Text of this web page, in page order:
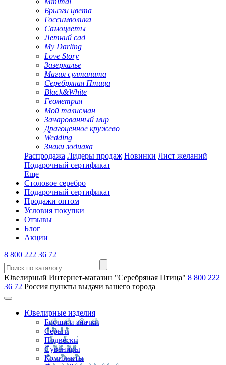
Брызги цвета
Госсимволика
Самоцветы
Летний сад
My Darling
Love Story
Зазеркалье
Магия султанита
Серебряная Птица
Black&White
Геометрия
Мой талисман
Зачарованный мир
Драгоценное кружево
Wedding
Знаки зодиака
Распродажа Лидеры продаж Новинки Лист желаний
Подарочный сертификат
Еще
Столовое серебро
Подарочный сертификат
Продажи оптом
Условия покупки
Отзывы
Блог
Акции
8 800 222 36 72
Ювелирный Интернет-магазин "Серебряная Птица" 8 800 222
36 72 Россия пункты выдачи вашего города
Ювелирные изделия
Броши и значки
Серьги
Подвески
Сувениры
Комплекты